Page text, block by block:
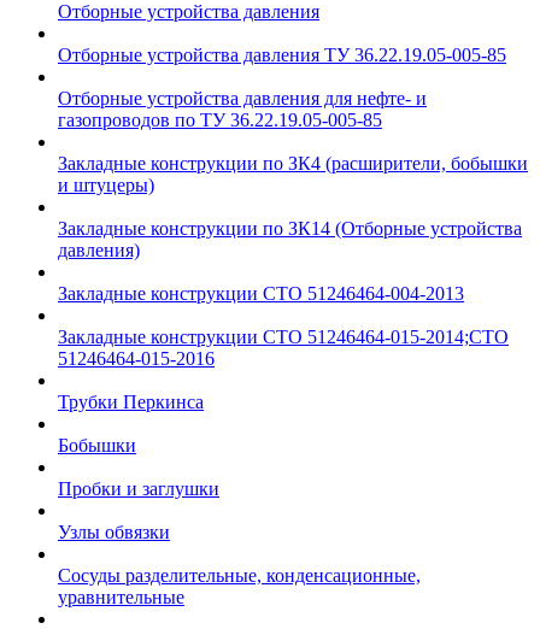
Отборные устройства давления
Отборные устройства давления ТУ 36.22.19.05-005-85
Отборные устройства давления для нефте- и
газопроводов по ТУ 36.22.19.05-005-85
Закладные конструкции по ЗК4 (расширители, бобышки
и штуцеры)
Закладные конструкции по ЗК14 (Отборные устройства
давления)
Закладные конструкции СТО 51246464-004-2013
Закладные конструкции СТО 51246464-015-2014;СТО
51246464-015-2016
Трубки Перкинса
Бобышки
Пробки и заглушки
Узлы обвязки
Сосуды разделительные, конденсационные,
уравнительные